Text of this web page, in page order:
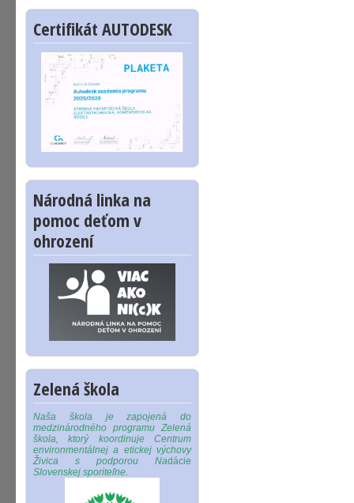
Certifikát AUTODESK
Národná linka na
pomoc deťom v
ohrození
Zelená škola
Naša škola je zapojená do
medzinárodného programu Zelená
škola, ktorý koordinuje Centrum
environmentálnej a etickej výchovy
Živica s podporou Nadácie
Slovenskej sporiteľne.